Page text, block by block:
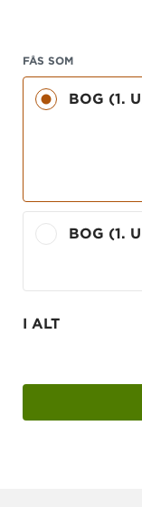
FÅS SOM
BOG (1.
BOG (1.
I ALT